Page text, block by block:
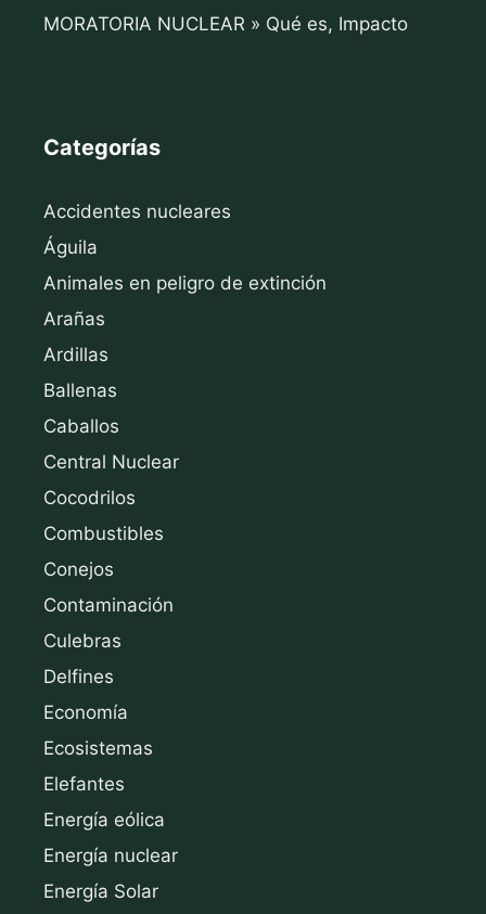
MORATORIA NUCLEAR » Qué es, Impacto
Categorías
Accidentes nucleares
Águila
Animales en peligro de extinción
Arañas
Ardillas
Ballenas
Caballos
Central Nuclear
Cocodrilos
Combustibles
Conejos
Contaminación
Culebras
Delfines
Economía
Ecosistemas
Elefantes
Energía eólica
Energía nuclear
Energía Solar